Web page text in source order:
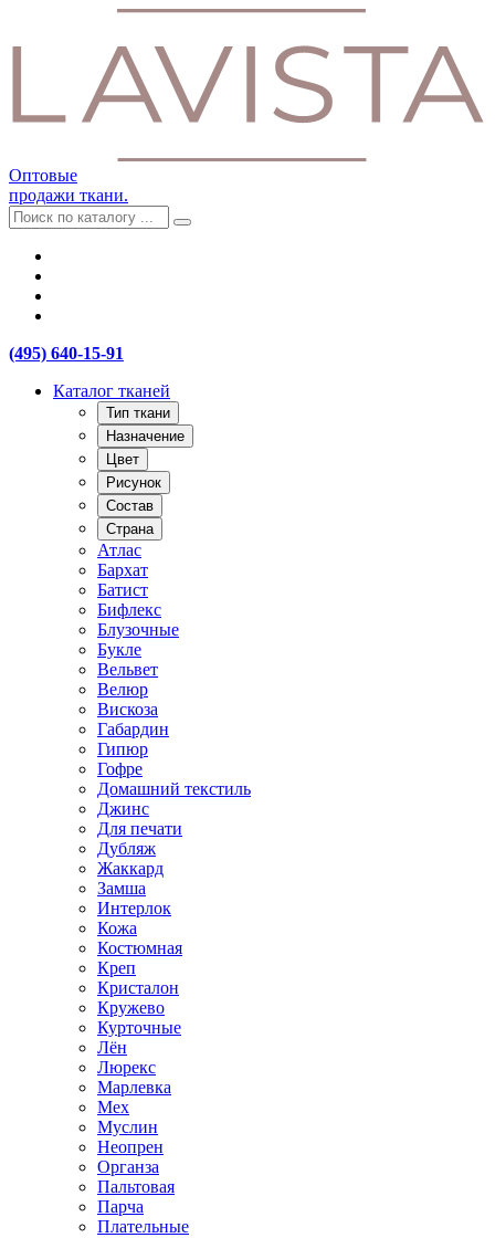
Оптовые
продажи ткани.
(495) 640-15-91
Каталог тканей
Тип ткани
Назначение
Цвет
Рисунок
Состав
Страна
Атлас
Бархат
Батист
Бифлекс
Блузочные
Букле
Вельвет
Велюр
Вискоза
Габардин
Гипюр
Гофре
Домашний текстиль
Джинс
Для печати
Дубляж
Жаккард
Замша
Интерлок
Кожа
Костюмная
Креп
Кристалон
Кружево
Курточные
Лён
Люрекс
Марлевка
Мех
Муслин
Неопрен
Органза
Пальтовая
Парча
Плательные